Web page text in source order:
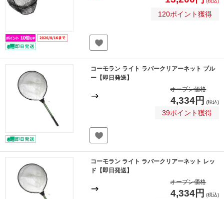
120ポイント獲得
コーモラン ライト ラバークリアーネット ブル
ー【即日発送】
オープン価格
4,334円 (税込)
39ポイント獲得
コーモラン ライト ラバークリアーネット レッ
ド【即日発送】
オープン価格
4,334円 (税込)